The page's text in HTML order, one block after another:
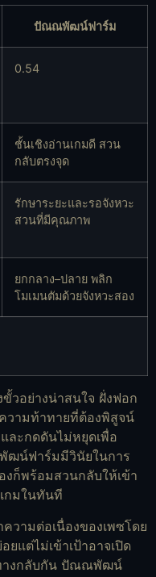
ปัณณพัฒน์ฟาร์ม
0.54
ชั้นเชิงอ่านเกมดี สวน
กลับตรงจุด
รักษาระยะและรอจังหวะ
สวนที่มีคุณภาพ
ยกกลาง–ปลาย พลิก
โมเมนตัมด้วยจังหวะสอง
วอย่างน่าสนใจ ฝั่งฟอก
วามท้าทายที่ต้องพิสูจน์
ละกดดันไม่หยุดเพื่อ
ฒน์ฟาร์มมีวินัยในการ
งก็พร้อมสวนกลับให้เข้า
กมในทันที
วามต่อเนื่องของเพซโดย
แต่ไม่เข้าเป้าอาจเปิด
างกลับกัน ปัณณพัฒน์